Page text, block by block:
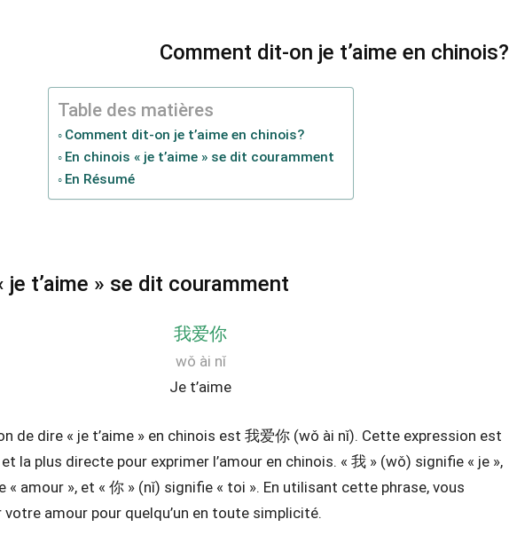
Comment dit-on je t’aime en chinois?
Table des matières
Comment dit-on je t’aime en chinois?
En chinois « je t’aime » se dit couramment
En Résumé
je t’aime » se dit couramment
我爱你
wǒ ài nǐ
Je t’aime
de dire « je t’aime » en chinois est 我爱你 (wǒ ài nǐ). Cette expression est
la plus directe pour exprimer l’amour en chinois. « 我 » (wǒ) signifie « je »,
« amour », et « 你 » (nǐ) signifie « toi ». En utilisant cette phrase, vous
votre amour pour quelqu’un en toute simplicité.